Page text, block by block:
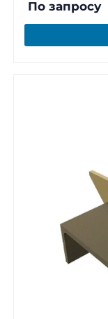
По запросу